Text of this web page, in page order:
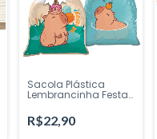
Sacola Plástica
Lembrancinha Festa
– Pacote com 8
Unidades | Regina
R$22,90